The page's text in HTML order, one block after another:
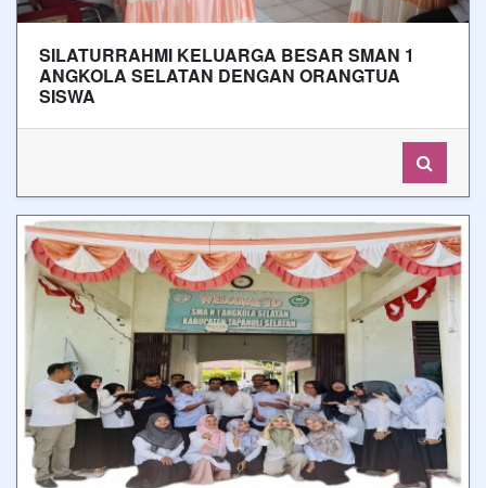
SILATURRAHMI KELUARGA BESAR SMAN 1
ANGKOLA SELATAN DENGAN ORANGTUA
SISWA